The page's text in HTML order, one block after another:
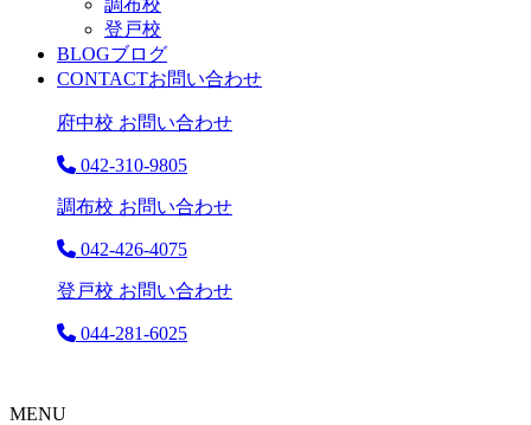
登戸校
BLOGブログ
CONTACTお問い合わせ
府中校 お問い合わせ
042-310-9805
調布校 お問い合わせ
042-426-4075
登戸校 お問い合わせ
044-281-6025
MENU